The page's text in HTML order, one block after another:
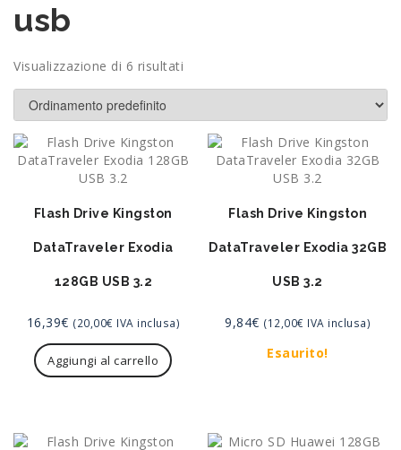
usb
Visualizzazione di 6 risultati
Flash Drive Kingston
DataTraveler Exodia
128GB USB 3.2
16,39€ (20,00€ IVA inclusa)
Aggiungi al carrello
Flash Drive Kingston
DataTraveler Exodia 32GB
USB 3.2
9,84€ (12,00€ IVA inclusa)
Esaurito!